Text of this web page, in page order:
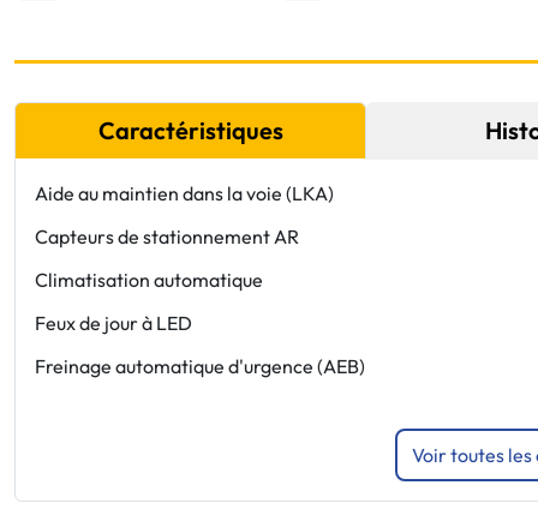
Caractéristiques
Aide au maintien dans la voie (LKA)
Capteurs de stationnement AR
Climatisation automatique
Feux de jour à LED
Freinage automatique d'urgence (AEB)
Voir toutes